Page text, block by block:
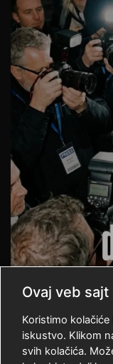
Ovaj veb
Koristimo
iskustvo. Klikom
svih kolačića.